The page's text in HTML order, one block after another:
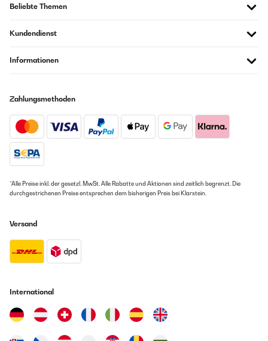
Beliebte Themen
Kundendienst
Informationen
Zahlungsmethoden
*Alle Preise inkl. der gesetzl. MwSt. Alle Rabatte und Aktionen sind zeitlich begrenzt. Die
durchgestrichenen Preise entsprechen dem bisherigen Preis bei Klarstein.
Versand
International